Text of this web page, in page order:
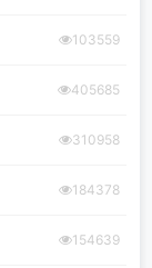
103559
405685
310958
184378
154639